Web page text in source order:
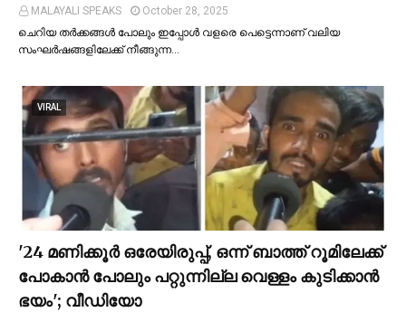
MALAYALI SPEAKS
October 28, 2025
ചെറിയ തര്‍ക്കങ്ങള്‍ പോലും ഇപ്പോള്‍ വളരെ പെട്ടെന്നാണ് വലിയ
സംഘര്‍ഷങ്ങളിലേക്ക് നീങ്ങുന്ന…
VIRAL
'24 മണിക്കൂര്‍ ഒരേയിരുപ്പ്, ഒന്ന് ബാത്ത് റൂമിലേക്ക്
പോകാന്‍ പോലും പറ്റുന്നില്ല വെള്ളം കുടിക്കാന്‍
ഭയം'; വീഡിയോ